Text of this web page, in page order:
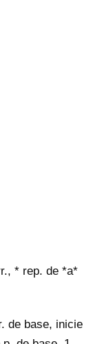
* rep. de *a*
de base, inicie